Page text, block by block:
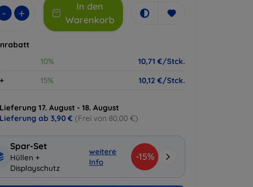
- +
In den
Warenkorb
10%
10,71 €/Stck.
15% 10,12 €/Stck.
Lieferung 17. August - 18. August
Lieferung ab 3,90 € (Frei von 80,00 €)
Spar-Set
Hüllen +
Displayschutz
weitere
Info
-15%